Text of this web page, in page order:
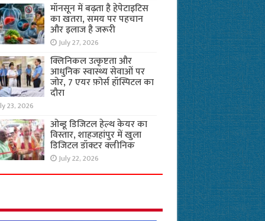
मॉनसून में बढ़ता है हेपेटाइटिस
का खतरा, समय पर पहचान
और इलाज है जरूरी
July 27, 2026
क्लिनिकल उत्कृष्टता और
आधुनिक स्वास्थ्य सेवाओं पर
जोर, 7 एयर फ़ोर्स हॉस्पिटल का
दौरा
23, 2026
ओब्डू डिजिटल हेल्थ केयर का
विस्तार, शाहजहांपुर में खुला
डिजिटल डॉक्टर क्लीनिक
July 22, 2026